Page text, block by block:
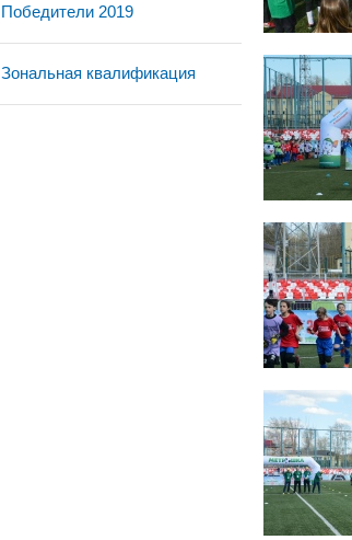
Победители 2019
Зональная квалификация